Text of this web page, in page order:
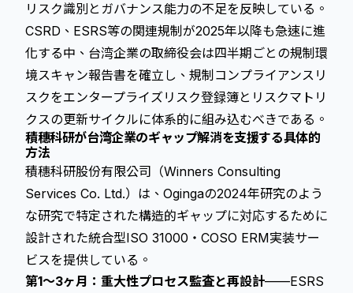
リスク識別とガバナンス能力の不足を反映している。
CSRD、ESRS等の関連規制が2025年以降も急速に進
化する中、台湾企業の取締役会は四半期ごとの規制環
境スキャン報告書を確立し、規制コンプライアンスリ
スクをエンタープライズリスク登録簿とリスクマトリ
クスの更新サイクルに体系的に組み込むべきである。
積穗科研が台湾企業のギャップ解消を支援する具体的
方法
積穗科研股份有限公司（Winners Consulting
Services Co. Ltd.）は、Ogingaの2024年研究のよう
な研究で特定された構造的ギャップに対応するために
設計された統合型ISO 31000・COSO ERM実装サー
ビスを提供している。
第1〜3ヶ月：重大性プロセス監査と再設計——ESRS